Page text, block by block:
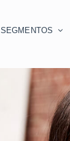
SEGMENTOS